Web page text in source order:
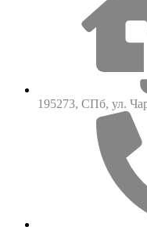
195273, СПб, ул.